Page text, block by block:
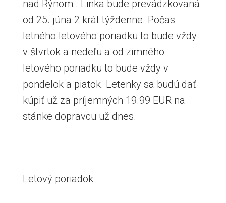
nad Rýnom . Linka bude prevádzkovaná
od 25. júna 2 krát týždenne. Počas
letného letového poriadku to bude vždy
v štvrtok a nedeľu a od zimného
letového poriadku to bude vždy v
pondelok a piatok. Letenky sa budú dať
kúpiť už za príjemných 19.99 EUR na
stánke dopravcu už dnes.
Letový poriadok